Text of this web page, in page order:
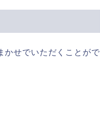
かせでいただくことがで